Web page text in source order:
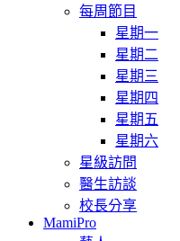
每周節目
星期一
星期二
星期三
星期四
星期五
星期六
星級訪問
醫生訪談
校長分享
MamiPro